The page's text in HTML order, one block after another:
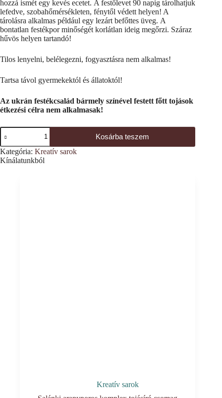
hozzá ismét egy kevés ecetet. A festőlevet 90 napig tárolhatjuk
lefedve, szobahőmérsékleten, fénytől védett helyen! A
tárolásra alkalmas például egy lezárt befőttes üveg. A
bontatlan festékpor minőségét korlátlan ideig megőrzi. Száraz
hűvös helyen tartandó!
Tilos lenyelni, belélegezni, fogyasztásra nem alkalmas!
Tartsa távol gyermekektól és állatoktól!
Az ukrán festékcsalád bármely színével festett főtt tojások
étkezési célra nem alkalmasak!
Tojásfesték
liláskék
színű
(Huron
Kosárba teszem
Kategória: Kreatív sarok
Kínálatunkból
Kreatív sarok